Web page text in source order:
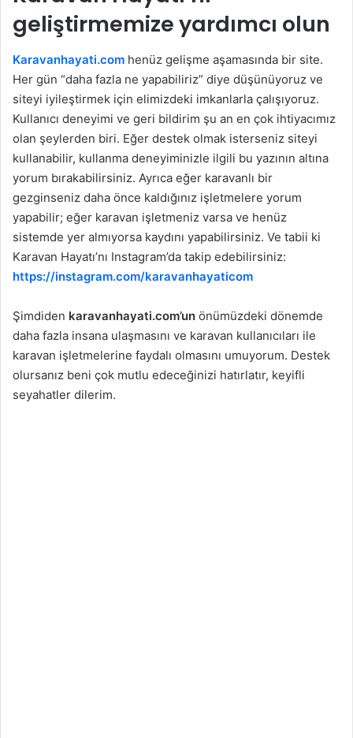
geliştirmemize yardımcı olun
Karavanhayati.com henüz gelişme aşamasında bir site.
Her gün “daha fazla ne yapabiliriz” diye düşünüyoruz ve
siteyi iyileştirmek için elimizdeki imkanlarla çalışıyoruz.
Kullanıcı deneyimi ve geri bildirim şu an en çok ihtiyacımız
olan şeylerden biri. Eğer destek olmak isterseniz siteyi
kullanabilir, kullanma deneyiminizle ilgili bu yazının altına
yorum bırakabilirsiniz. Ayrıca eğer karavanlı bir
gezginseniz daha önce kaldığınız işletmelere yorum
yapabilir; eğer karavan işletmeniz varsa ve henüz
sistemde yer almıyorsa kaydını yapabilirsiniz. Ve tabii ki
Karavan Hayatı’nı Instagram’da takip edebilirsiniz:
https://instagram.com/karavanhayaticom
Şimdiden karavanhayati.com’un önümüzdeki dönemde
daha fazla insana ulaşmasını ve karavan kullanıcıları ile
karavan işletmelerine faydalı olmasını umuyorum. Destek
olursanız beni çok mutlu edeceğinizi hatırlatır, keyifli
seyahatler dilerim.